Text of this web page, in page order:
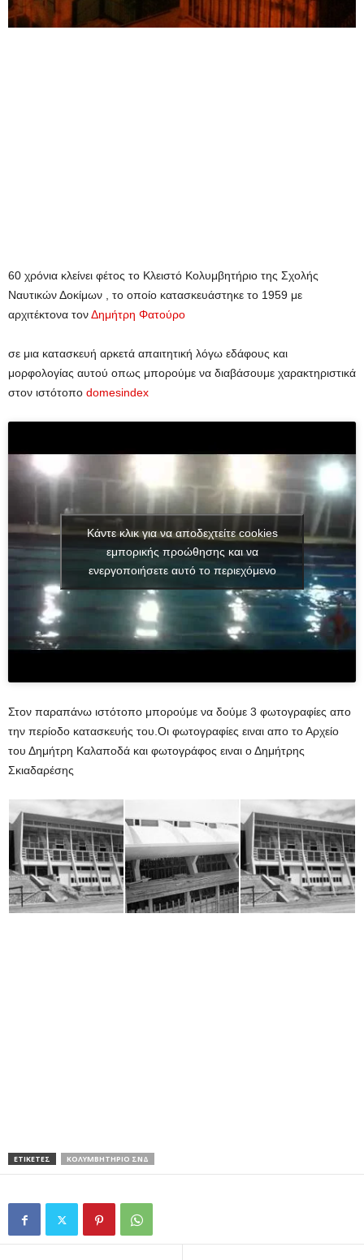
60 χρόνια κλείνει φέτος το Κλειστό Κολυμβητήριο της Σχολής
Ναυτικών Δοκίμων , το οποίο κατασκευάστηκε το 1959 με
αρχιτέκτονα τονΔημήτρη Φατούρο
σε μια κατασκευή αρκετά απαιτητική λόγω εδάφους και
μορφολογίας αυτού οπως μπορούμε να διαβάσουμε χαρακτηριστικά
στον ιστότοπο domesindex
Κάντε κλικ για να αποδεχτείτε cookies
εμπορικής προώθησης και να
ενεργοποιήσετε αυτό το περιεχόμενο
Στον παραπάνω ιστότοπο μπορούμε να δούμε 3 φωτογραφίες απο
την περίοδο κατασκευής του.Οι φωτογραφίες ειναι απο το Αρχείο
του Δημήτρη Καλαποδά και φωτογράφος ειναι ο Δημήτρης
Σκιαδαρέσης
ΕΤΙΚΕΤΕΣ ΚΟΛΥΜΒΗΤΗΡΙΟ ΣΝΔ